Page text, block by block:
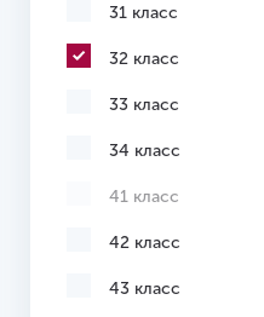
31 класс
32 класс
33 класс
34 класс
41 класс
42 класс
43 класс